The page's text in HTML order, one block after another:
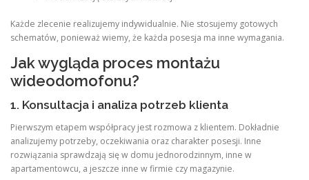
Każde zlecenie realizujemy indywidualnie. Nie stosujemy gotowych
schematów, ponieważ wiemy, że każda posesja ma inne wymagania.
Jak wygląda proces montażu
wideodomofonu?
1. Konsultacja i analiza potrzeb klienta
Pierwszym etapem współpracy jest rozmowa z klientem. Dokładnie
analizujemy potrzeby, oczekiwania oraz charakter posesji. Inne
rozwiązania sprawdzają się w domu jednorodzinnym, inne w
apartamentowcu, a jeszcze inne w firmie czy magazynie.